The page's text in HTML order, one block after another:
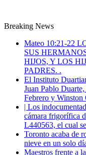
Breaking News
Mateo 10:21-22
SUS
HIJOS, Y LOS
PADRES. .
El Instituto
Juan Pablo
Febrero y Winston
| Los
cámara frigorífica
L440563, el cual
Toronto acaba de
nieve en un solo
Maestros frente a